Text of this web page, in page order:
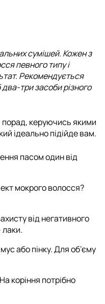
сумішей. Кожен з
певного типу і
Рекомендується
три засоби різного
порад, керуючись якими
ідеально підійде вам.
пасом один від
мокрого волосся?
від негативного
лаки.
або пінку. Для об’єму
коріння потрібно